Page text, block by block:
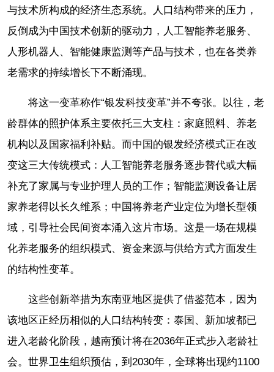
与技术所构成的经济生态系统。人口结构带来的压力，
反倒成为中国技术创新的驱动力，人工智能养老服务、
人形机器人、智能健康监测等产品与技术，也在各类养
老需求的持续增长下不断涌现。
将这一变革称作“银发科技变革”并不夸张。以往，老
龄群体的照护体系主要依托三大支柱：家庭照料、养老
机构以及国家福利补贴。而中国的银发经济模式正在改
变这三大传统模式：人工智能养老服务逐步替代或大幅
补充了家属与专业护理人员的工作；智能监测设备让居
家养老得以长久维系；中国将养老产业定位为增长型领
域，引导社会民间资本涌入这片市场。这是一场在规模
化养老服务的组织模式、资金来源与供给方式方面发生
的结构性变革。
这些创新举措为东南亚地区提供了借鉴范本，因为
该地区正经历相似的人口结构转变：泰国、新加坡都已
进入老龄化阶段，越南预计将在2036年正式步入老龄社
会。世界卫生组织预估，到2030年，全球将出现约1100